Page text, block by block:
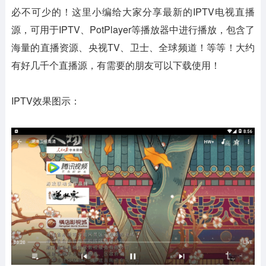
必不可少的！这里小编给大家分享最新的IPTV电视直播
源，可用于IPTV、PotPlayer等播放器中进行播放，包含了
海量的直播资源、央视TV、卫士、全球频道！等等！大约
有好几千个直播源，有需要的朋友可以下载使用！
IPTV效果图示：